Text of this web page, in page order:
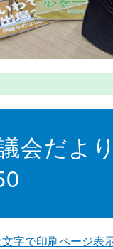
会だよ
文字で印刷ページ表